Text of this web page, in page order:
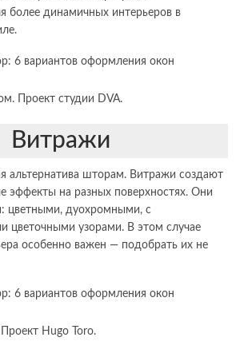
более динамичных интерьеров в
Проект студии DVA.
Витражи
альтернатива шторам. Витражи создают
эффекты на разных поверхностях. Они
цветными, дуохромными, с
цветочными узорами. В этом случае
особенно важен — подобрать их не
Hugo Toro.